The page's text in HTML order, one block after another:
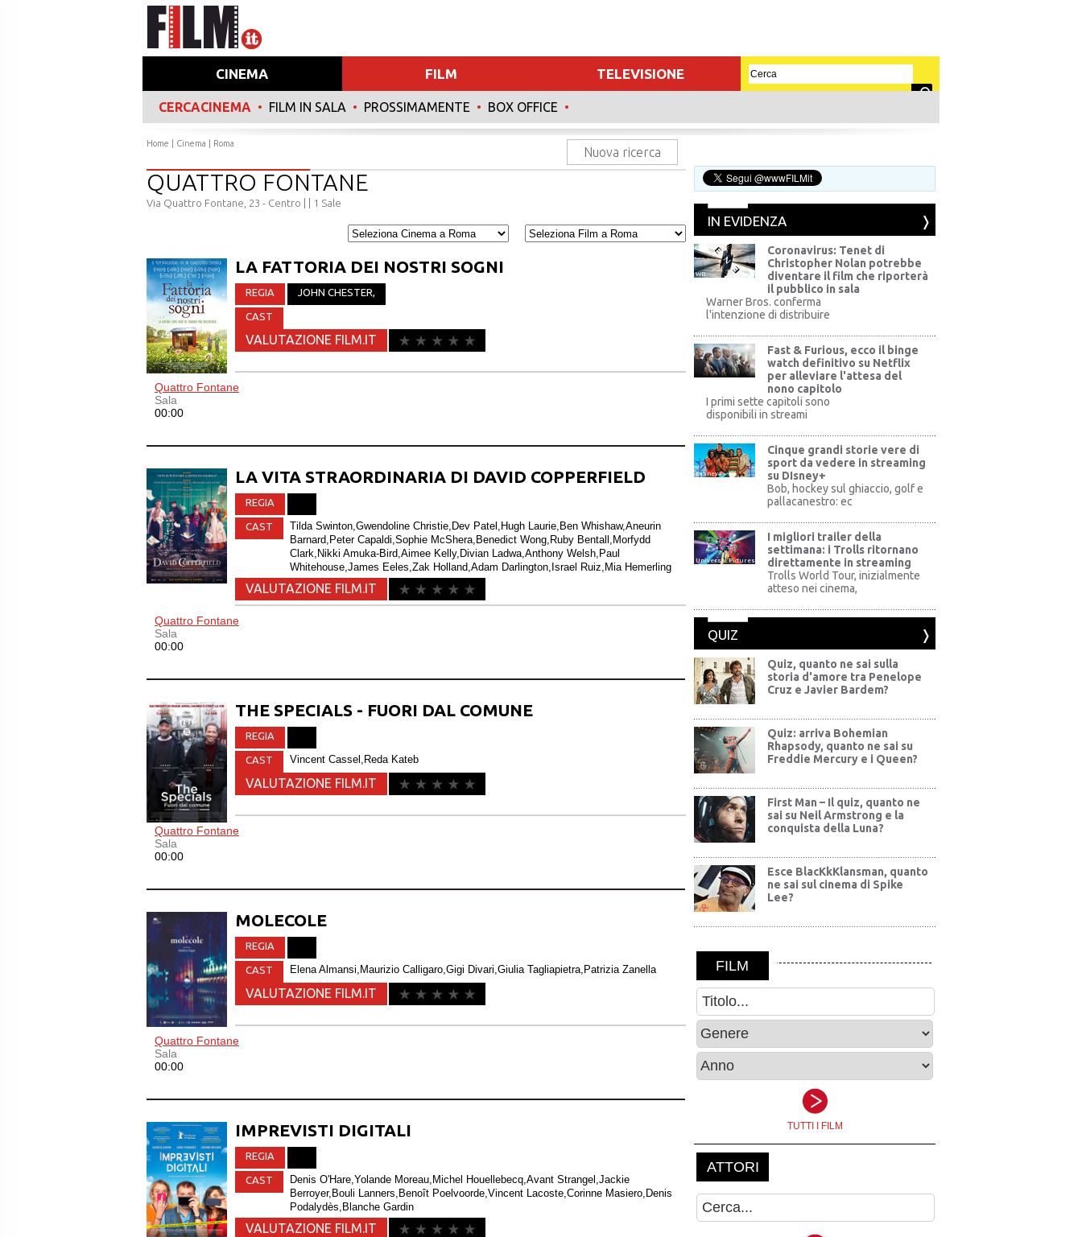
CINEMA FILM TELEVISIONE
CERCACINEMA • FILM IN SALA • PROSSIMAMENTE • BOX OFFICE •
Home Cinema Roma
Nuova ricerca
QUATTRO FONTANE
Via Quattro Fontane, 23 - Centro | | 1 Sale
LA FATTORIA DEI NOSTRI SOGNI
REGIA JOHN CHESTER,
CAST
VALUTAZIONE FILM.IT
Quattro Fontane
Sala
00:00
LA VITA STRAORDINARIA DI DAVID COPPERFIELD
REGIA
CAST
Tilda Swinton,Gwendoline Christie,Dev Patel,Hugh Laurie,Ben Whishaw,Aneurin
Barnard,Peter Capaldi,Sophie McShera,Benedict Wong,Ruby Bentall,Morfydd
Clark,Nikki Amuka-Bird,Aimee Kelly,Divian Ladwa,Anthony Welsh,Paul
Whitehouse,James Eeles,Zak Holland,Adam Darlington,Israel Ruiz,Mia Hemerling
VALUTAZIONE FILM.IT
Quattro Fontane
Sala
00:00
THE SPECIALS - FUORI DAL COMUNE
REGIA
CAST Vincent Cassel,Reda Kateb
VALUTAZIONE FILM.IT
Quattro Fontane
Sala
00:00
MOLECOLE
REGIA
CAST Elena Almansi,Maurizio Calligaro,Gigi Divari,Giulia Tagliapietra,Patrizia Zanella
VALUTAZIONE FILM.IT
Quattro Fontane
Sala
00:00
IMPREVISTI DIGITALI
REGIA
CAST
Denis O'Hare,Yolande Moreau,Michel Houellebecq,Avant Strangel,Jackie
Berroyer,Bouli Lanners,Benoît Poelvoorde,Vincent Lacoste,Corinne Masiero,Denis
Podalydès,Blanche Gardin
VALUTAZIONE FILM.IT
IN EVIDENZA
WB
Coronavirus: Tenet di
Christopher Nolan potrebbe
diventare il film che riporterà
il pubblico in sala
Warner Bros. conferma
l'intenzione di distribuire
Fast & Furious, ecco il binge
watch definitivo su Netflix
per alleviare l'attesa del
nono capitolo
I primi sette capitoli sono
disponibili in streami
Disney+
Cinque grandi storie vere di
sport da vedere in streaming
su DIsney+
Bob, hockey sul ghiaccio, golf e
pallacanestro: ec
Universal Pictures
I migliori trailer della
settimana: i Trolls ritornano
direttamente in streaming
Trolls World Tour, inizialmente
atteso nei cinema,
QUIZ
Quiz, quanto ne sai sulla
storia d'amore tra Penelope
Cruz e Javier Bardem?
Quiz: arriva Bohemian
Rhapsody, quanto ne sai su
Freddie Mercury e i Queen?
First Man – Il quiz, quanto ne
sai su Neil Armstrong e la
conquista della Luna?
Esce BlacKkKlansman, quanto
ne sai sul cinema di Spike
Lee?